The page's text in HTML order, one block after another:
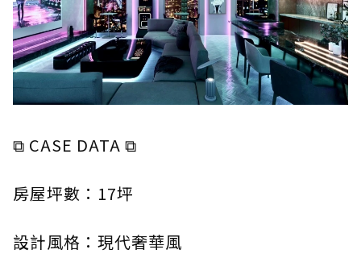
⧉ CASE DATA ⧉
房屋坪數：17坪
設計風格：現代奢華風